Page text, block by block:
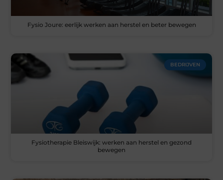
Fysio Joure: eerlijk werken aan herstel en beter bewegen
BEDRIJVEN
Fysiotherapie Bleiswijk: werken aan herstel en gezond
bewegen